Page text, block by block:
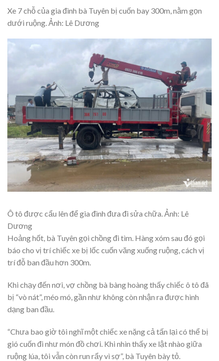
Xe 7 chỗ của gia đình bà Tuyên bị cuốn bay 300m, nằm gọn
dưới ruộng. Ảnh: Lê Dương
Ô tô được cẩu lên để gia đình đưa đi sửa chữa. Ảnh: Lê
Dương
Hoảng hốt, bà Tuyên gọi chồng đi tìm. Hàng xóm sau đó gọi
báo cho vị trí chiếc xe bị lốc cuốn văng xuống ruộng, cách vị
trí đỗ ban đầu hơn 300m.
Khi chạy đến nơi, vợ chồng bà bàng hoàng thấy chiếc ô tô đã
bị “vò nát”, méo mó, gần như không còn nhận ra được hình
dạng ban đầu.
“Chưa bao giờ tôi nghĩ một chiếc xe nặng cả tấn lại có thể bị
gió cuốn đi như món đồ chơi. Khi nhìn thấy xe lật nhào giữa
ruộng lúa, tôi vẫn còn run rẩy vì sợ”, bà Tuyên bày tỏ.